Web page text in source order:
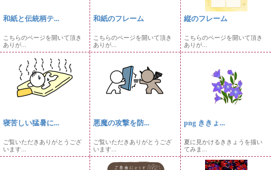
和紙と伝統柄テ...
こちらのページを開いて頂き
ありが...
和紙のフレーム
こちらのページを開いて頂き
ありが...
縦のフレーム
こちらのページを開いて頂き
ありが...
寝苦しい猛暑に...
ご覧いただきありがとうござ
います...
悪魔の攻撃を防...
ご覧いただきありがとうござ
います...
png ききょ...
夏に見かけるききょうを描い
てみま...